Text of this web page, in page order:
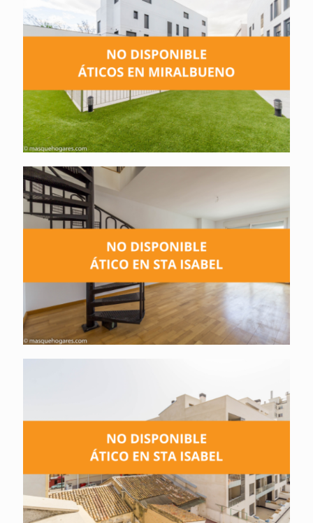
Áticos NO disponibles. Calle Paraíso . Miralbueno.
Ático NO disponible. Calle Río Gállego. Santa
Isabel.
Ático NO disponible. Calle Río Gállego. Santa